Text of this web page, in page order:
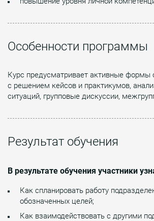
Особенности программы
Курс предусматривает активные формы
с решением кейсов и практикумов,
ситуаций, групповые дискуссии,
Результат обучения
В результате обучения участники
Как спланировать работу
обозначенных целей;
Как взаимодействовать с другими